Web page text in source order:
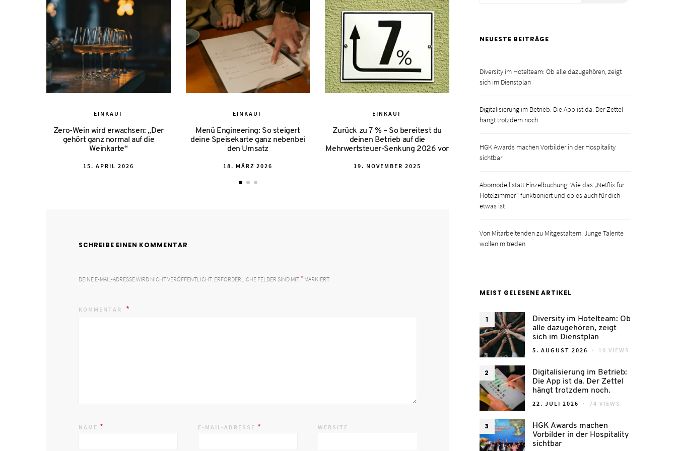
EINKAUF
Zero-Wein wird erwachsen: „Der
gehört ganz normal auf die
Weinkarte“
POSTED
15. APRIL 2026
EINKAUF
Menü Engineering: So steigert
deine Speisekarte ganz nebenbei
den Umsatz
POSTED
18. MÄRZ 2026
EINKAUF
Zurück zu 7 % – So bereitest du
deinen Betrieb auf die
Mehrwertsteuer-Senkung 2026 vor
POSTED
19. NOVEMBER 2025
EINKAUF
kennen musst
SCHREIBE EINEN KOMMENTAR
DEINE E-MAIL-ADRESSE WIRD NICHT VERÖFFENTLICHT. ERFORDERLICHE FELDER SIND MIT * MARKIERT
KOMMENTAR
NAME * E-MAIL-ADRESSE * WEBSITE
NEUESTE BEITRÄGE
Diversity im Hotelteam: Ob alle dazugehören, zeigt
sich im Dienstplan
Digitalisierung im Betrieb: Die App ist da. Der Zettel
hängt trotzdem noch.
HGK Awards machen Vorbilder in der Hospitality
sichtbar
Abomodell statt Einzelbuchung: Wie das „Netflix für
Hotelzimmer“ funktioniert und ob es auch für dich
etwas ist
Von Mitarbeitenden zu Mitgestaltern: Junge Talente
wollen mitreden
MEIST GELESENE ARTIKEL
1
Diversity im Hotelteam: Ob
alle dazugehören, zeigt
sich im Dienstplan
POSTED
5. AUGUST 2026 10 VIEWS
2
Digitalisierung im Betrieb:
Die App ist da. Der Zettel
hängt trotzdem noch.
POSTED
22. JULI 2026 74 VIEWS
3
HGK Awards machen
Vorbilder in der Hospitality
sichtbar